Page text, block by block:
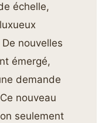
échelle,
nouvelles
émergé,
demande
nouveau
seulement